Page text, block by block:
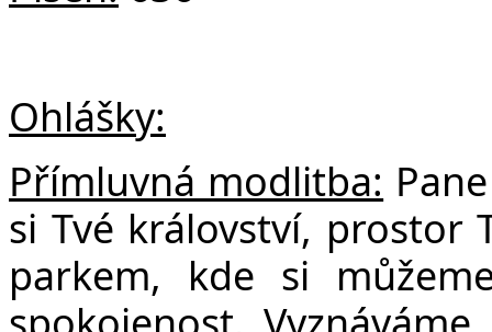
Ohlášky:
Přímluvná modlitba:
si Tvé království, prostor
parkem, kde si